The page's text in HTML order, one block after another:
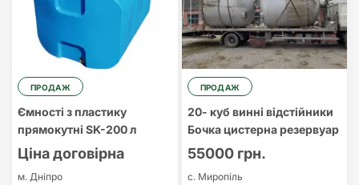
ПРОДАЖ
Ємності з пластику
прямокутні SK-200 л
Ціна договірна
м. Дніпро
ПРОДАЖ
20- куб винні відстійники
Бочка цистерна резервуар
55000 грн.
с. Миропіль